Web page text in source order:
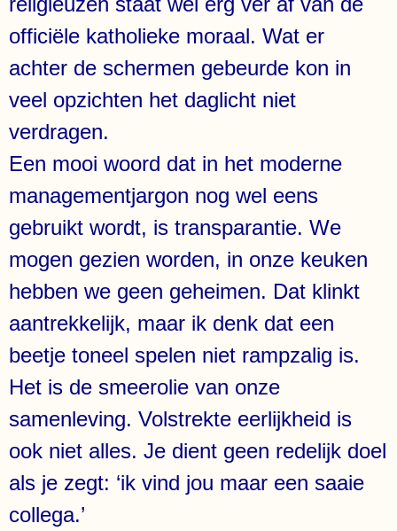
officiële katholieke moraal. Wat er
achter de schermen gebeurde kon in
veel opzichten het daglicht niet
verdragen.
Een mooi woord dat in het moderne
managementjargon nog wel eens
gebruikt wordt, is transparantie. We
mogen gezien worden, in onze keuken
hebben we geen geheimen. Dat klinkt
aantrekkelijk, maar ik denk dat een
beetje toneel spelen niet rampzalig is.
Het is de smeerolie van onze
samenleving. Volstrekte eerlijkheid is
ook niet alles. Je dient geen redelijk doel
als je zegt: ‘ik vind jou maar een saaie
collega.’